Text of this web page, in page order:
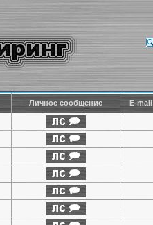
Личное сообщение E-